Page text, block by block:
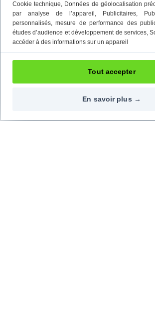
Cookie technique, Données de géolocalisation
par analyse de l’appareil , Publicitaires,
personnalisés, mesure de performance des
études d’audience et développement de services,
accéder à des informations sur un appareil
En savoir plus →
Tout accepter